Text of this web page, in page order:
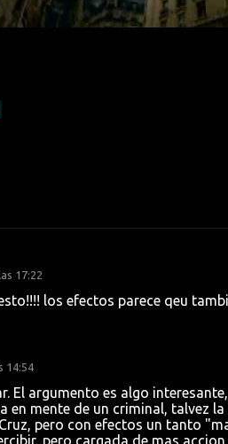
17:22
los efectos parece qeu
14:54
El argumento es algo
en mente de un criminal, talvez
pero con efectos un tanto
pero cargada de mas